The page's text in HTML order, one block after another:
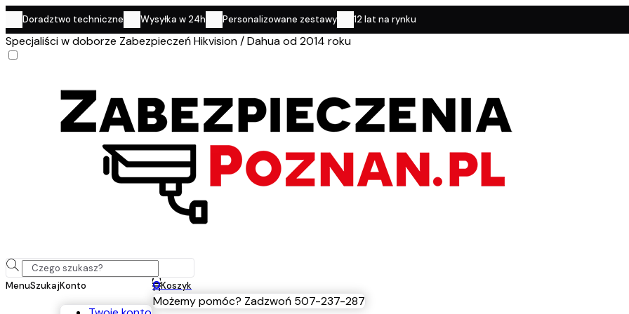
Doradztwo techniczne Wysyłka w 24h Personalizowane zestawy 12 lat na rynku
Specjaliści w doborze Zabezpieczeń Hikvision / Dahua od 2014 roku
MenuSzukajKonto 0Koszyk
Możemy pomóc? Zadzwoń 507-237-287